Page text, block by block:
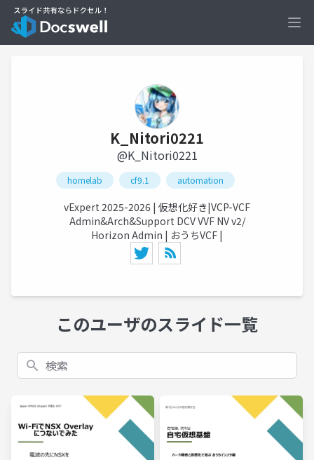
K_Nitori0221
@K_Nitori0221
homelab cf9.1 automation
vExpert 2025-2026 | 仮想化好き|VCP-VCF
Admin&Arch&Support DCV VVF NV v2/
Horizon Admin | おうちVCF |
このユーザのスライド一覧
検索